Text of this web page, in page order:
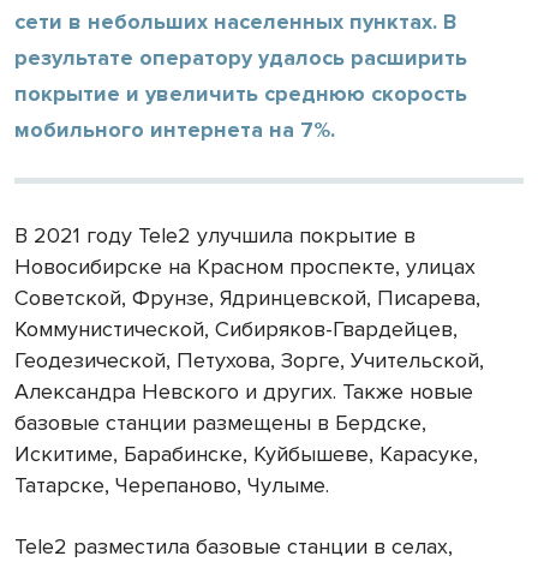
сети в небольших населенных пунктах. В
результате оператору удалось расширить
покрытие и увеличить среднюю скорость
мобильного интернета на 7%.
В 2021 году Tele2 улучшила покрытие в
Новосибирске на Красном проспекте, улицах
Советской, Фрунзе, Ядринцевской, Писарева,
Коммунистической, Сибиряков-Гвардейцев,
Геодезической, Петухова, Зорге, Учительской,
Александра Невского и других. Также новые
базовые станции размещены в Бердске,
Искитиме, Барабинске, Куйбышеве, Карасуке,
Татарске, Черепаново, Чулыме.
Tele2 разместила базовые станции в селах,